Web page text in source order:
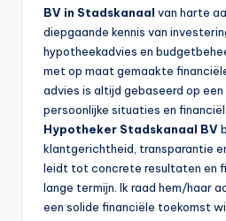
BV in Stadskanaal van harte
diepgaande kennis van
hypotheekadvies en
met op maat gemaakte
advies is altijd gebaseerd op een
persoonlijke situaties en
Hypotheker Stadskanaal BV
klantgerichtheid, transparantie
leidt tot concrete resultaten en
lange termijn. Ik raad hem/haar
een solide financiële toekomst